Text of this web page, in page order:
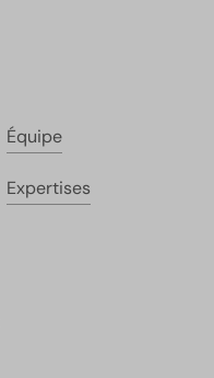
Équipe
Expertises